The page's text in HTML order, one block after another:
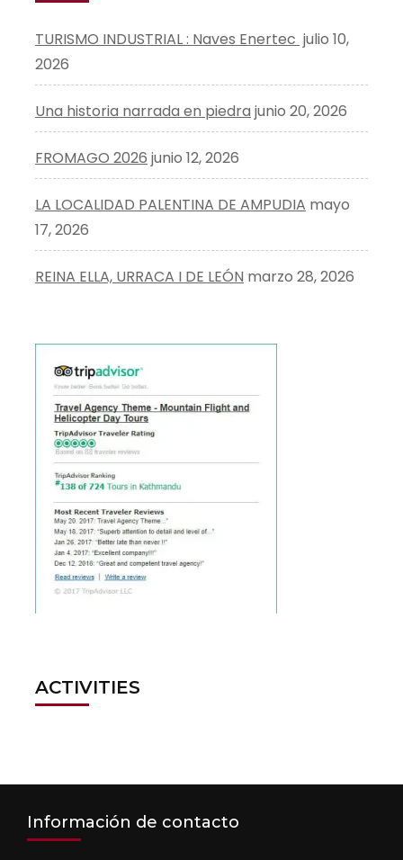
TURISMO INDUSTRIAL : Naves Enertec julio 10,
2026
Una historia narrada en piedra junio 20, 2026
FROMAGO 2026 junio 12, 2026
LA LOCALIDAD PALENTINA DE AMPUDIA mayo
17, 2026
REINA ELLA, URRACA I DE LEÓN marzo 28, 2026
ACTIVITIES
Información de contacto